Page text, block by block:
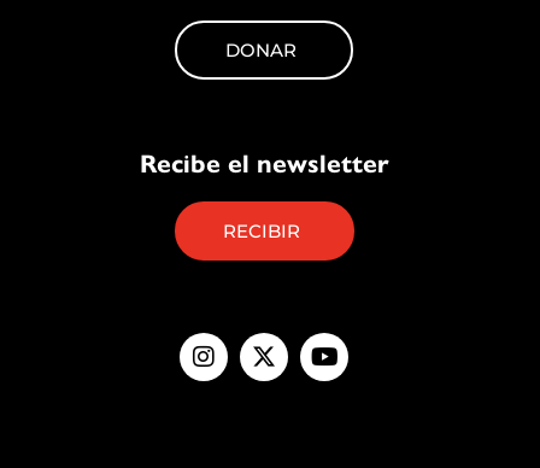
DONAR
Recibe el newsletter
RECIBIR